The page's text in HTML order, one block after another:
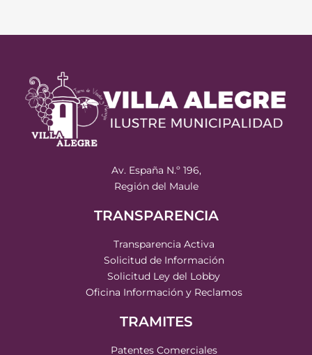
Av. España N.º 196,
Región del Maule
TRANSPARENCIA
Transparencia Activa
Solicitud de Información
Solicitud Ley del Lobby
Oficina Información y Reclamos
TRAMITES
Patentes Comerciales